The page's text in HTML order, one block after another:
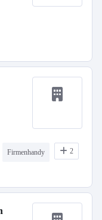
Firmenhandy 2